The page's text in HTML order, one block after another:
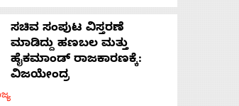
ಸಚಿವ ಸಂಪುಟ ವಿಸ್ತರಣೆ
ಮಾಡಿದ್ದು ಹಣಬಲ ಮತ್ತು
ಹೈಕಮಾಂಡ್ ರಾಜಕಾರಣಕ್ಕೆ:
ವಿಜಯೇಂದ್ರ